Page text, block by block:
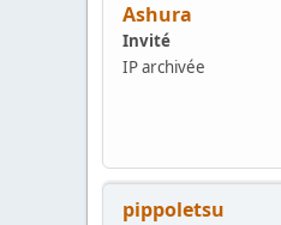
Ashura
Invité
IP archivée
pippoletsu